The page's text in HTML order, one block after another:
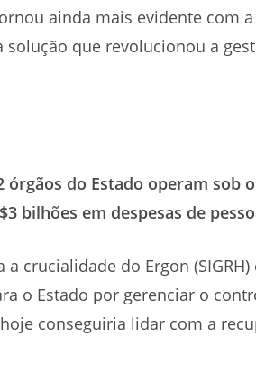
ainda mais evidente com
solução que revolucionou a
órgãos do Estado operam sob o
bilhões em despesas de
a crucialidade do Ergon
o Estado por gerenciar o
conseguiria lidar com a